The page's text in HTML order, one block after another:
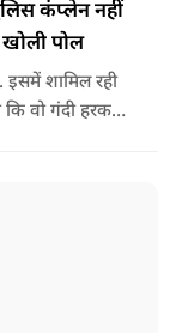
कंप्लेन नहीं
खोली पोल
इसमें शामिल रही
वो गंदी हरकतें